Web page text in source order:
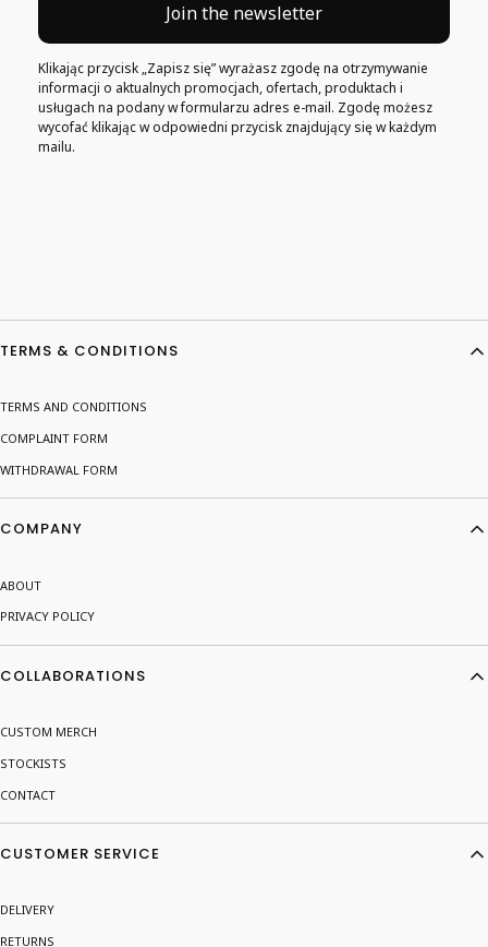
Join the newsletter
Klikając przycisk „Zapisz się” wyrażasz zgodę na otrzymywanie
informacji o aktualnych promocjach, ofertach, produktach i
usługach na podany w formularzu adres e-mail. Zgodę możesz
wycofać klikając w odpowiedni przycisk znajdujący się w każdym
mailu.
Footer menu
TERMS & CONDITIONS
TERMS AND CONDITIONS
COMPLAINT FORM
WITHDRAWAL FORM
COMPANY
ABOUT
PRIVACY POLICY
COLLABORATIONS
CUSTOM MERCH
STOCKISTS
CONTACT
CUSTOMER SERVICE
DELIVERY
RETURNS